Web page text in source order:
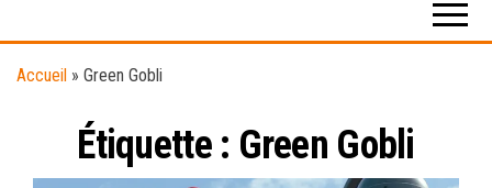
Accueil » Green Gobli
Étiquette : Green Gobli